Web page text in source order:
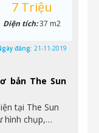
bản The Sun
tại The Sun
hình chụp,…
7 Triệu
Diện tích:37 m2
đăng: 21-11-2019